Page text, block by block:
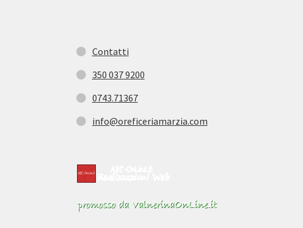
Contatti
350 037 9200
0743.71367
info@oreficeriamarzia.com